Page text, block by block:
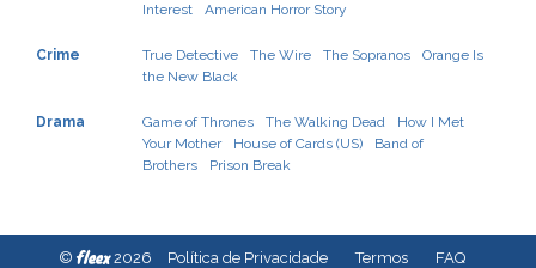
Interest
American Horror Story
Crime True Detective The Wire The Sopranos
Orange Is
the New Black
Drama Game of Thrones The Walking Dead
How I Met
Your Mother
House of Cards (US)
Band of
Brothers
Prison Break
© fleex2026 Política de Privacidade Termos FAQ